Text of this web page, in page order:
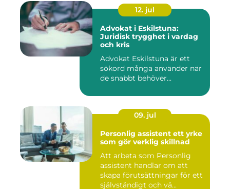
12. jul
Advokat i Eskilstuna:
Juridisk trygghet i vardag
och kris
Advokat Eskilstuna är ett
sökord många använder när
de snabbt behöver...
09. jul
Personlig assistent ett yrke
som gör verklig skillnad
Att arbeta som Personlig
assistent handlar om att
skapa förutsättningar för ett
självständigt och vä...